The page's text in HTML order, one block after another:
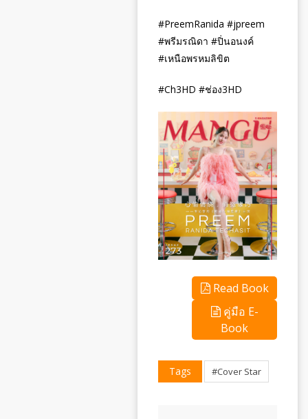
#PreemRanida #jpreem
#พรีมรณิดา #ปิ่นอนงค์
#เหนือพรหมลิขิต
#Ch3HD #ช่อง3HD
Read Book
คู่มือ E-
Book
Tags #Cover Star